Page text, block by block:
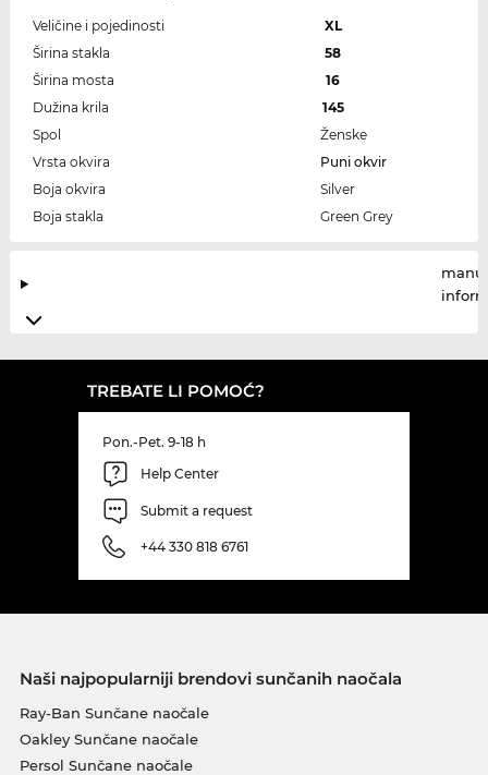
Veličine i pojedinosti
XL
Širina stakla
58
Širina mosta
16
Dužina krila
145
Spol
Ženske
Vrsta okvira
Puni okvir
Boja okvira
Silver
Boja stakla
Green Grey
TREBATE LI POMOĆ?
Pon.-Pet. 9-18 h
Help Center
Submit a request
+44 330 818 6761
Naši najpopularniji brendovi sunčanih naočala
Ray-Ban Sunčane naočale
Oakley Sunčane naočale
Persol Sunčane naočale